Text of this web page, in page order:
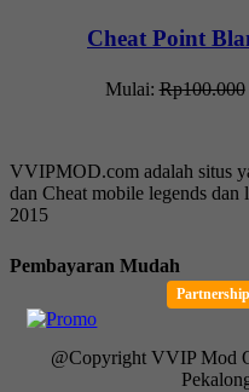
Partnership
Cheat Point
Mulai:Rp100.000
VVIPMOD.com adalah situs
dan Cheat mobile legends
2015
Pembayaran Mudah
@Copyright VVIP Mod